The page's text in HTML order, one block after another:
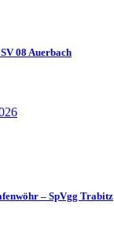
08 Auerbach
– SpVgg Trabitz